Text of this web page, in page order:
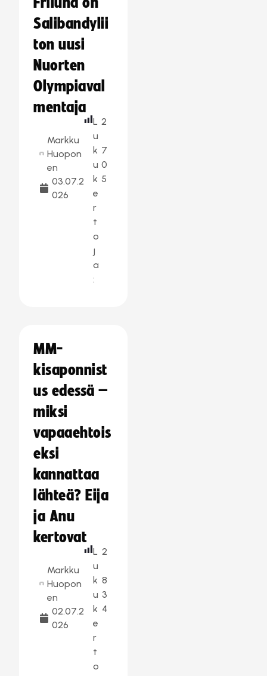
Salibandylii
ton uusi
Nuorten
Olympiaval
mentaja
Markku
Huopon
en
03.07.2
026
L
u
k
u
k
e
r
t
o
j
a
:
2
7
0
5
MM-
kisaponnist
us edessä –
miksi
vapaaehtois
eksi
kannattaa
lähteä? Eija
ja Anu
kertovat
Markku
Huopon
en
02.07.2
026
L
u
k
u
k
e
r
t
o
2
8
3
4